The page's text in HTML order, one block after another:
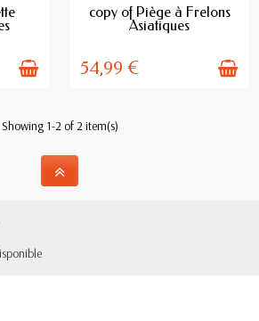
AVAILABLE
copy of Piège à Frelons
Asiatiques
54,99 €
Showing 1-2 of 2 item(s)